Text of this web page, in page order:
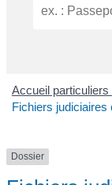
Accueil particuliers
Fichiers judiciaires
Dossier